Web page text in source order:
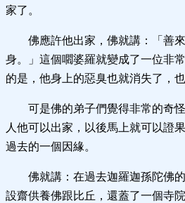
家了。
佛應許他出家，佛就講：「善
身。」這個嚪婆羅就變成了一位非
的是，他身上的惡臭也就消失了，
可是佛的弟子們覺得非常的奇
人他可以出家，以後馬上就可以證
過去的一個因緣。
佛就講：在過去迦羅迦孫陀佛
設齋供養佛跟比丘，還蓋了一個寺